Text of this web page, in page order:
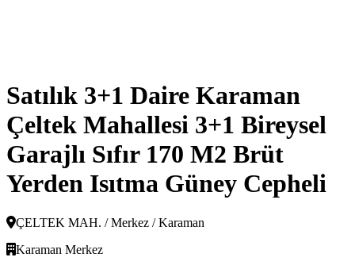
Satılık 3+1 Daire Karaman
Çeltek Mahallesi 3+1 Bireysel
Garajlı Sıfır 170 M2 Brüt
Yerden Isıtma Güney Cepheli
ÇELTEK MAH. / Merkez / Karaman
Karaman Merkez